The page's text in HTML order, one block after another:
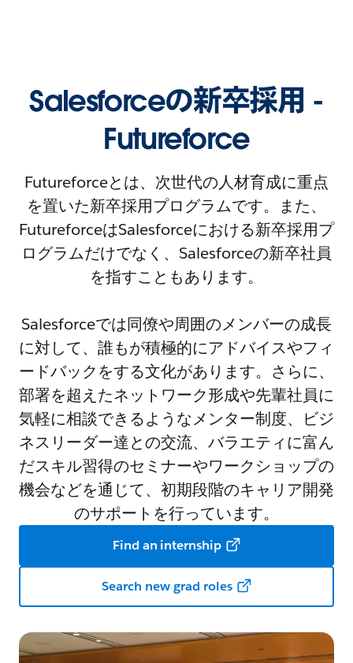
Salesforceの新卒採用 -
Futureforce
Futureforceとは、次世代の人材育成に重点
を置いた新卒採用プログラムです。また、
FutureforceはSalesforceにおける新卒採用プ
ログラムだけでなく、Salesforceの新卒社員
を指すこともあります。
Salesforceでは同僚や周囲のメンバーの成長
に対して、誰もが積極的にアドバイスやフィ
ードバックをする文化があります。さらに、
部署を超えたネットワーク形成や先輩社員に
気軽に相談できるようなメンター制度、ビジ
ネスリーダー達との交流、バラエティに富ん
だスキル習得のセミナーやワークショップの
機会などを通じて、初期段階のキャリア開発
のサポートを行っています。
Find an internship
Search new grad roles